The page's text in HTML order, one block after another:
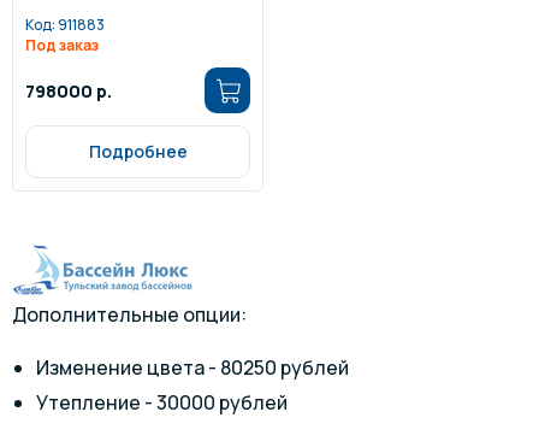
Код:911883
Под заказ
798000 р.
Подробнее
Дополнительные опции:
Изменение цвета - 80250 рублей
Утепление - 30000 рублей